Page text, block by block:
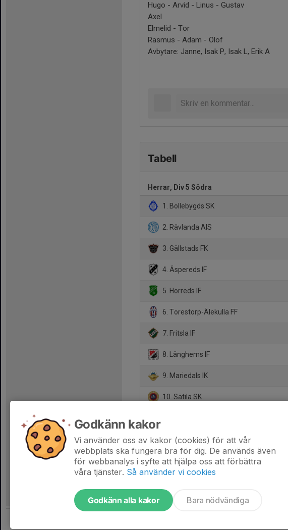
Hugo - Arvid - Linus - Gustav
Axel
Elmelid - Tor
Rasmus - Adam - Olof
Avbytare: Janne, Isak P, Isak L, Erik A
Tabell
Herrar, Div 5 Södra
1. Bollebygds SK
2. Rävlanda AIS
3. Gällstads FK
4. Äspereds IF
5. Horreds IF
6. Torestorp-Älekulla FF
7. Fritsla IF
8. Länghems IF
9. Mariedals IK
10. Sätila SK
12. Gånghester/Målsryd
Godkänn kakor
Vi använder oss av kakor (cookies) för att vår
webbplats ska fungera bra för dig. De används även
för webbanalys i syfte att hjälpa oss att förbättra
våra tjänster. Så använder vi cookies
Godkänn alla kakor Bara nödvändiga